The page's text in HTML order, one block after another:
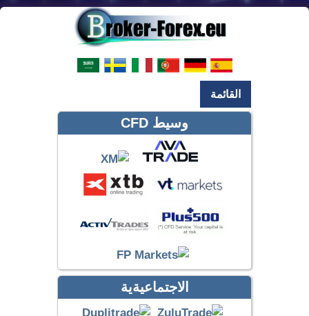
القائمة
وسيط CFD
الاجتماعيةية